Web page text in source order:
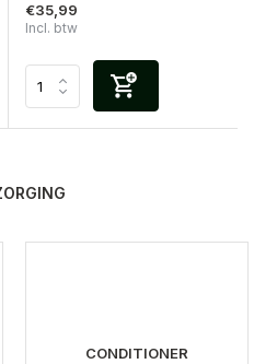
€35,99
Incl. btw
CONDITIONER